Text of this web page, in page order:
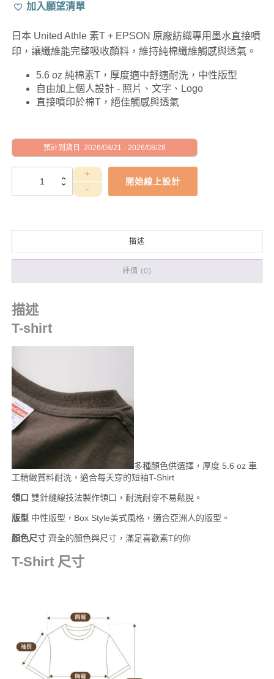
加入願望清單
日本 United Athle 素T + EPSON 原廠紡織專用墨水直接噴
印，讓纖維能完整吸收顏料，維持純棉纖維觸感與透氣。
5.6 oz 純棉素T，厚度適中舒適耐洗，中性版型
自由加上個人設計 - 照片、文字、Logo
直接噴印於棉T，絕佳觸感與透氣
預計到貨日: 2026/08/21 - 2026/08/28
PETGD10070
開始線上設計
描述
評價 (0)
描述
T-shirt
多種顏色供選擇，厚度 5.6 oz 車
工精緻質料耐洗，適合每天穿的短袖T-Shirt
領口 雙針縫線技法製作領口，耐洗耐穿不易鬆脫。
版型中性版型，Box Style美式風格，適合亞洲人的版型。
顏色尺寸齊全的顏色與尺寸，滿足喜歡素T的你
T-Shirt 尺寸